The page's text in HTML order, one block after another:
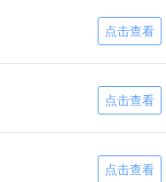
点击查看
点击查看
点击查看